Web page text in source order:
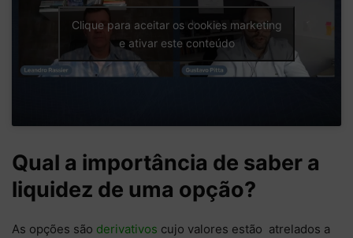
Clique para aceitar os cookies marketing
e ativar este conteúdo
Qual a importância de saber a
liquidez de uma opção?
As opções são derivativos cujo valores estão atrelados a